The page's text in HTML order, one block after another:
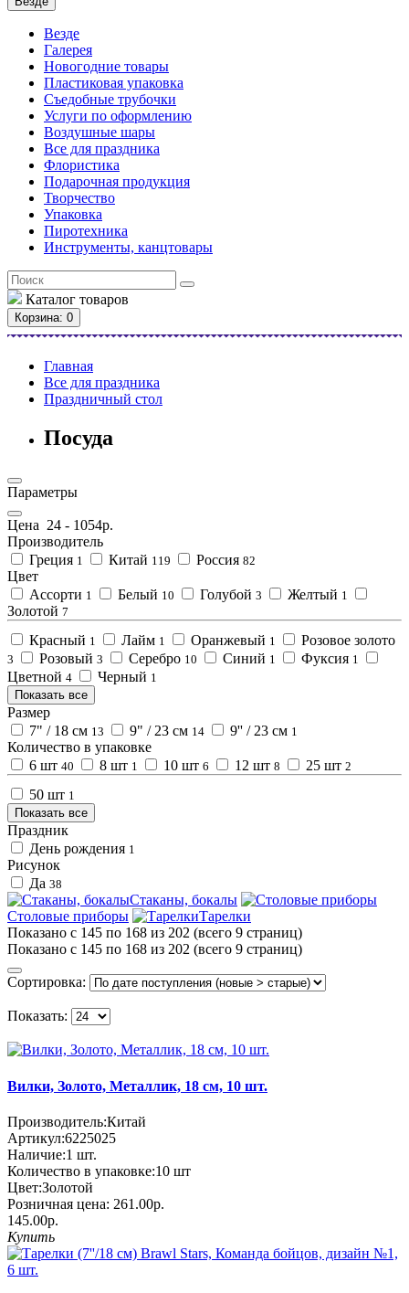
Везде
Галерея
Новогодние товары
Пластиковая упаковка
Съедобные трубочки
Услуги по оформлению
Воздушные шары
Все для праздника
Флористика
Подарочная продукция
Творчество
Упаковка
Пиротехника
Инструменты, канцтовары
Каталог товаров
Корзина: 0
Главная
Все для праздника
Праздничный стол
Посуда
Параметры
Цена 24 - 1054р.
Производитель
Греция 1 Китай 119 Россия 82
Цвет
Ассорти 1 Белый 10 Голубой 3 Желтый 1
Золотой 7
Красный 1 Лайм 1 Оранжевый 1 Розовое золото
3 Розовый 3 Серебро 10 Синий 1 Фуксия 1
Цветной 4 Черный 1
Показать все
Размер
7" / 18 см 13 9" / 23 см 14 9'' / 23 см 1
Количество в упаковке
6 шт 40 8 шт 1 10 шт 6 12 шт 8 25 шт 2
50 шт 1
Показать все
Праздник
День рождения 1
Рисунок
Да 38
Стаканы, бокалы
Столовые приборы
Тарелки
Показано с 145 по 168 из 202 (всего 9 страниц)
Показано с 145 по 168 из 202 (всего 9 страниц)
Сортировка:
Показать:
Вилки, Золото, Металлик, 18 см, 10 шт.
Производитель:Китай
Артикул:6225025
Наличие:1 шт.
Количество в упаковке:10 шт
Цвет:Золотой
Розничная цена: 261.00р.
145.00р.
Купить